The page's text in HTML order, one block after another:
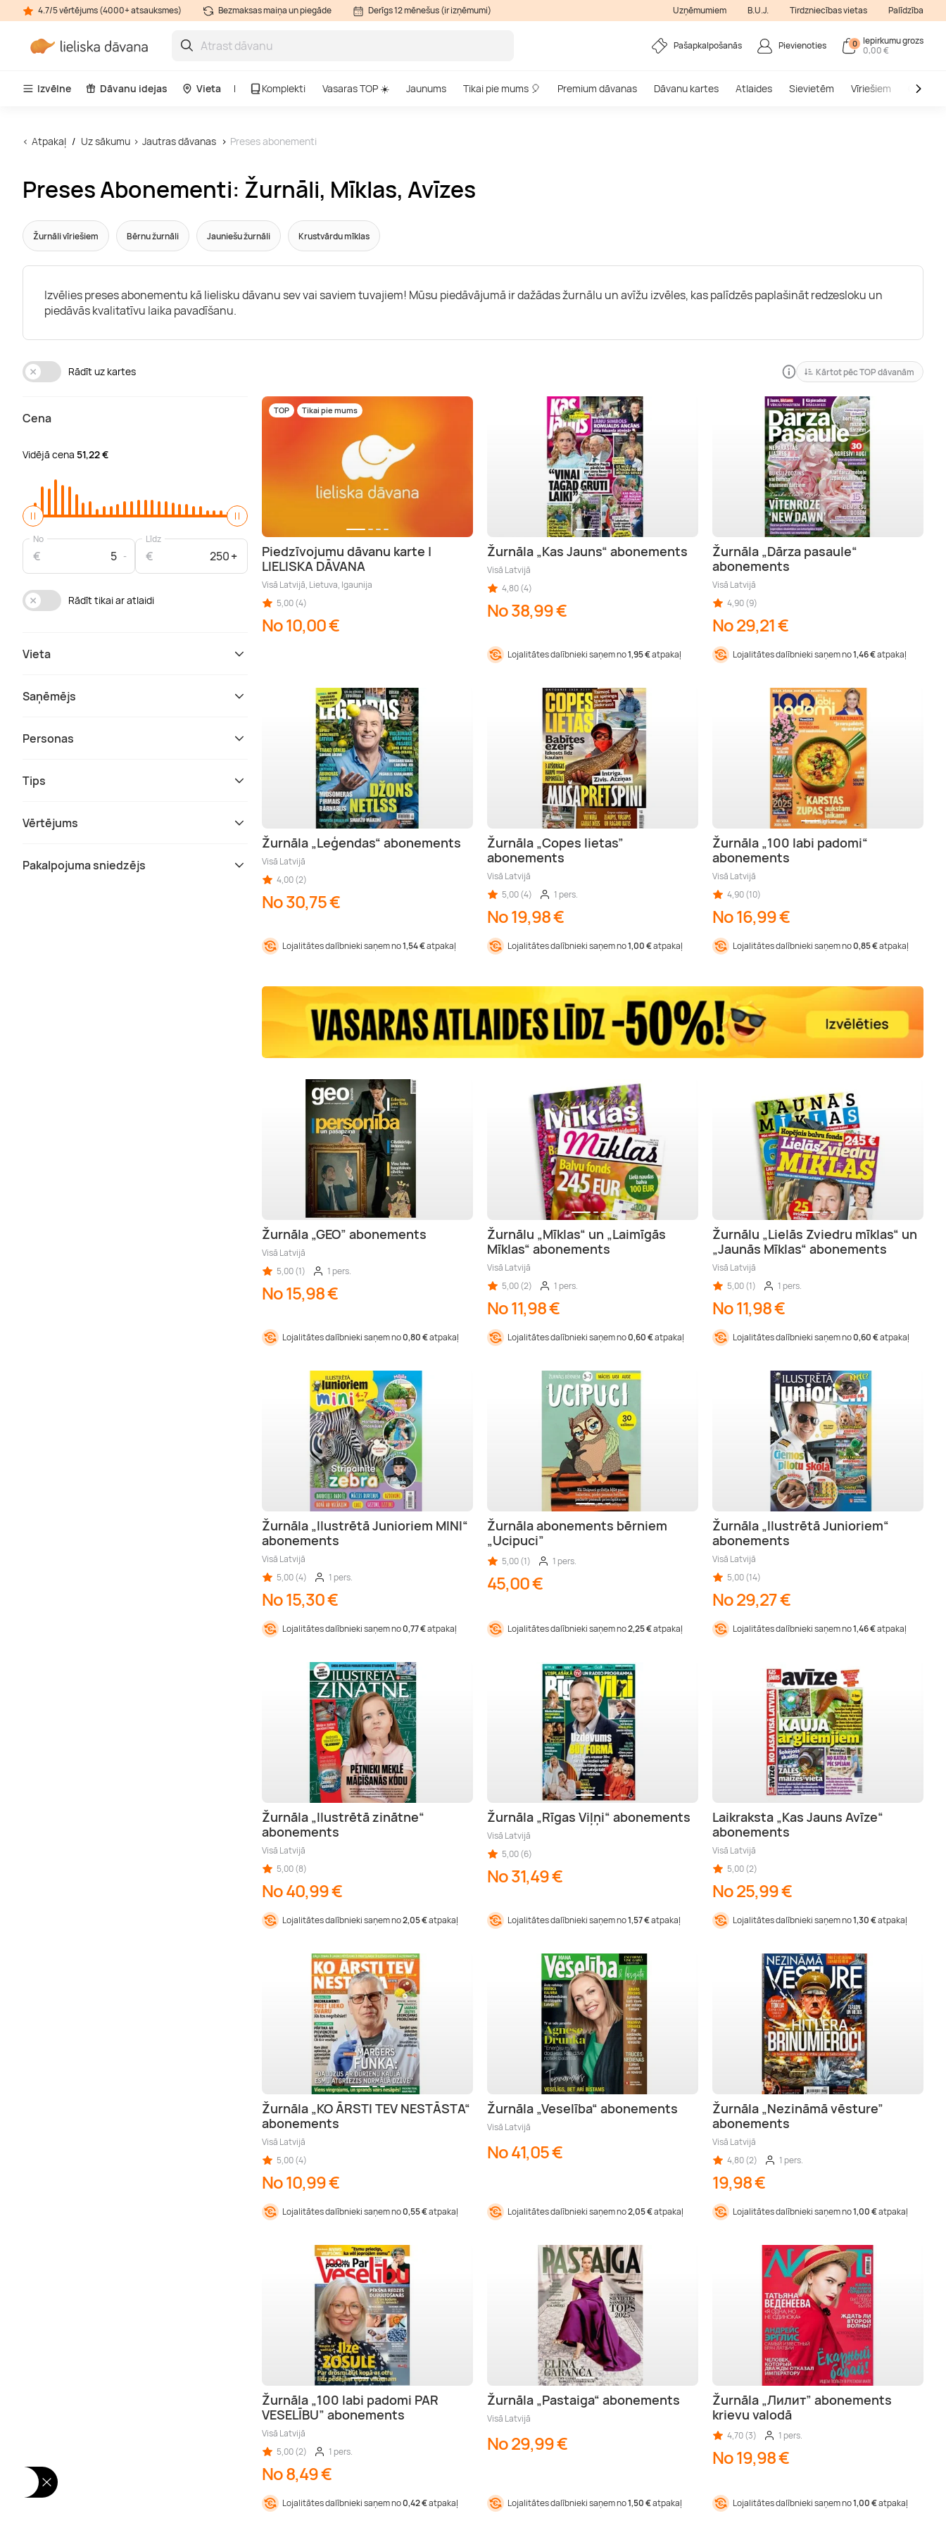
4.7/5 vērtējums (4000+ atsauksmes) Bezmaksas maiņa un piegāde Derīgs 12 mēnešus (ir izņēmumi) Uzņēmumiem B.U.J. Tirdzniecības vietas Palīdzība
Pašapkalpošanās Pievienoties 0
Iepirkumu grozs
0,00 €
Izvēlne Dāvanu idejas Vieta Komplekti Vasaras TOP ☀️ Jaunums Tikai pie mums 🎈 Premium dāvanas Dāvanu kartes Atlaides Sievietēm Vīriešiem Outlet
Atpakaļ Uz sākumu Jautras dāvanas Preses abonementi
Preses Abonementi: Žurnāli, Mīklas, Avīzes
Žurnāli vīriešiem Bērnu žurnāli Jauniešu žurnāli Krustvārdu mīklas
Izvēlies preses abonementu kā lielisku dāvanu sev vai saviem tuvajiem! Mūsu piedāvājumā ir dažādas žurnālu un avīžu izvēles, kas palīdzēs paplašināt redzesloku un
piedāvās kvalitatīvu laika pavadīšanu.
Rādīt uz kartes Kārtot pēc TOP dāvanām
Cena
Vidējā cena 51,22 €
No
€
Līdz
€
Rādīt tikai ar atlaidi
Vieta
Saņēmējs
Personas
Tips
Vērtējums
Pakalpojuma sniedzējs
TOP Tikai pie mums
Piedzīvojumu dāvanu karte |
LIELISKA DĀVANA
Visā Latvijā, Lietuva, Igaunija
5,00 (4)
No 10,00 €
Žurnāla „Kas Jauns“ abonements
Visā Latvijā
4,80 (4)
No 38,99 €
Lojalitātes dalībnieki saņem no1,95 €atpakaļ
Žurnāla „Dārza pasaule“
abonements
Visā Latvijā
4,90 (9)
No 29,21 €
Lojalitātes dalībnieki saņem no1,46 €atpakaļ
Žurnāla „Leģendas“ abonements
Visā Latvijā
4,00 (2)
No 30,75 €
Lojalitātes dalībnieki saņem no1,54 €atpakaļ
Žurnāla „Copes lietas”
abonements
Visā Latvijā
5,00 (4)
1 pers.
No 19,98 €
Lojalitātes dalībnieki saņem no1,00 €atpakaļ
Žurnāla „100 labi padomi“
abonements
Visā Latvijā
4,90 (10)
No 16,99 €
Lojalitātes dalībnieki saņem no0,85 €atpakaļ
Žurnāla „GEO” abonements
Visā Latvijā
5,00 (1)
1 pers.
No 15,98 €
Lojalitātes dalībnieki saņem no0,80 €atpakaļ
Žurnālu „Mīklas“ un „Laimīgās
Mīklas“ abonements
Visā Latvijā
5,00 (2)
1 pers.
No 11,98 €
Lojalitātes dalībnieki saņem no0,60 €atpakaļ
Žurnālu „Lielās Zviedru mīklas“ un
„Jaunās Mīklas“ abonements
Visā Latvijā
5,00 (1)
1 pers.
No 11,98 €
Lojalitātes dalībnieki saņem no0,60 €atpakaļ
Žurnāla „Ilustrētā Junioriem MINI“
abonements
Visā Latvijā
5,00 (4)
1 pers.
No 15,30 €
Lojalitātes dalībnieki saņem no0,77 €atpakaļ
Žurnāla abonements bērniem
„Ucipuci”
5,00 (1) 1 pers.
45,00 €
Lojalitātes dalībnieki saņem no2,25 €atpakaļ
Žurnāla „Ilustrētā Junioriem“
abonements
Visā Latvijā
5,00 (14)
No 29,27 €
Lojalitātes dalībnieki saņem no1,46 €atpakaļ
Žurnāla „Ilustrētā zinātne“
abonements
Visā Latvijā
5,00 (8)
No 40,99 €
Lojalitātes dalībnieki saņem no2,05 €atpakaļ
Žurnāla „Rīgas Viļņi“ abonements
Visā Latvijā
5,00 (6)
No 31,49 €
Lojalitātes dalībnieki saņem no1,57 €atpakaļ
Laikraksta „Kas Jauns Avīze“
abonements
Visā Latvijā
5,00 (2)
No 25,99 €
Lojalitātes dalībnieki saņem no1,30 €atpakaļ
Žurnāla „KO ĀRSTI TEV NESTĀSTA“
abonements
Visā Latvijā
5,00 (4)
No 10,99 €
Lojalitātes dalībnieki saņem no0,55 €atpakaļ
Žurnāla „Veselība“ abonements
Visā Latvijā
No 41,05 €
Lojalitātes dalībnieki saņem no2,05 €atpakaļ
Žurnāla „Nezināmā vēsture”
abonements
Visā Latvijā
4,80 (2)
1 pers.
19,98 €
Lojalitātes dalībnieki saņem no1,00 €atpakaļ
Žurnāla „100 labi padomi PAR
VESELĪBU” abonements
Visā Latvijā
5,00 (2)
1 pers.
No 8,49 €
Lojalitātes dalībnieki saņem no0,42 €atpakaļ
Žurnāla „Pastaiga“ abonements
Visā Latvijā
No 29,99 €
Lojalitātes dalībnieki saņem no1,50 €atpakaļ
Žurnāla „Лилит” abonements
krievu valodā
4,70 (3) 1 pers.
No 19,98 €
Lojalitātes dalībnieki saņem no1,00 €atpakaļ